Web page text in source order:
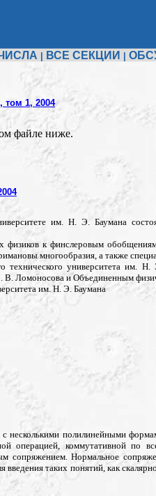
ВСЕ СЕКЦИИ
том 1, 2004
файле ниже.
им. Н. Э. Баумана
к финслеровым
многообразия, а также
технического университета им.
В. Ломоносова и Объединенным
им. Н. Э. Баумана
с несколькими полилинейными
операцией, коммутативной по
сопряжением. Нормальное
таких понятий, как